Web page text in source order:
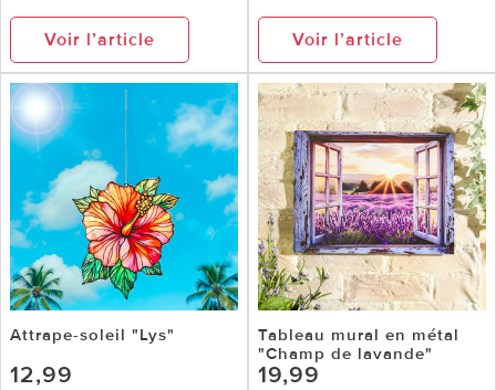
Voir l’article Voir l’article
Attrape-soleil "Lys"
12,99
Tableau mural en métal
"Champ de lavande"
19,99